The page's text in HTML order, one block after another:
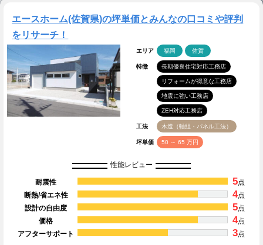
エースホーム(佐賀県)の坪単価とみんなの口コミや評判
をリサーチ！
エリア 福岡 佐賀
特徴 長期優良住宅対応工務店
リフォームが得意な工務店
地震に強い工務店
ZEH対応工務店
工法 木造（軸組・パネル工法）
坪単価 50 ～ 65 万円
性能レビュー
耐震性 5点
断熱/省エネ性
4点
設計の自由度
5点
価格
4点
アフターサポート
3点